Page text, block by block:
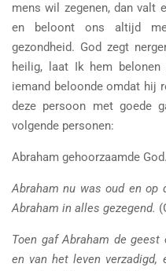
mens wil zegenen, dan valt
en beloont ons altijd
gezondheid. God zegt
heilig, laat Ik hem belonen
iemand beloonde omdat hij
deze persoon met goede
volgende personen:
Abraham gehoorzaamde
Abraham nu was oud en op
Abraham in alles gezegend.
Toen gaf Abraham de
en van het leven